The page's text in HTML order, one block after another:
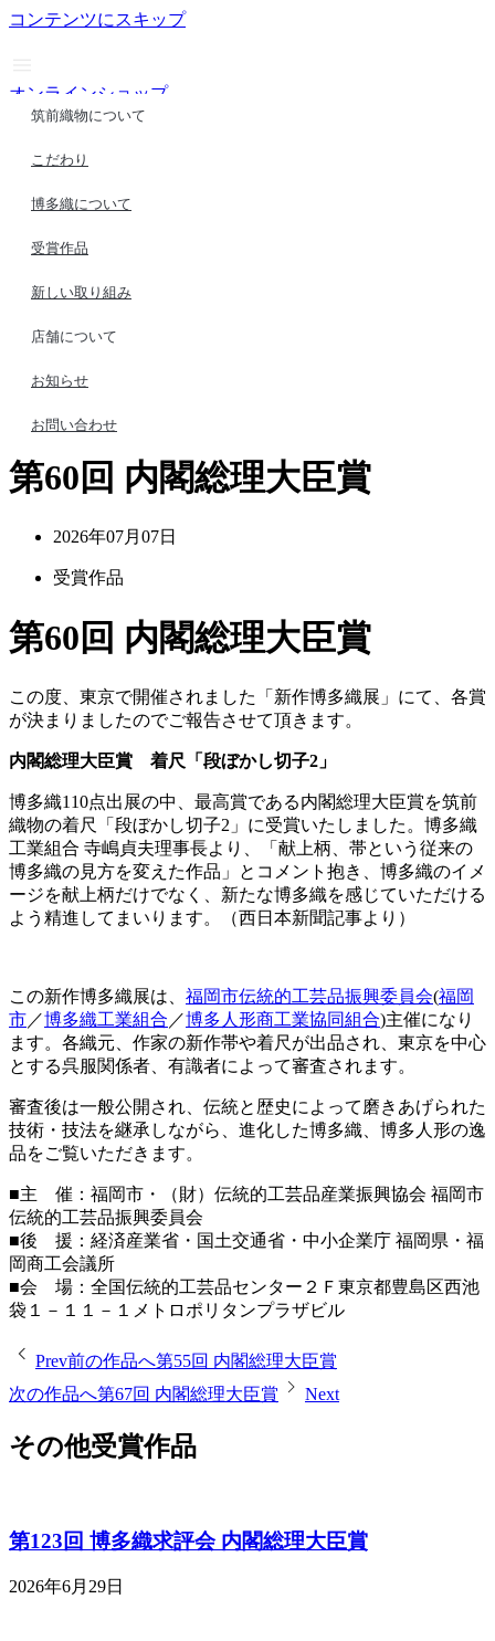
コンテンツにスキップ
筑前織物について
こだわり
博多織について
受賞作品
新しい取り組み
店舗について
お知らせ
お問い合わせ
オンラインショップ
受賞作品
Home
第60回 内閣総理大臣賞
2026年07月07日
受賞作品
第60回 内閣総理大臣賞
この度、東京で開催されました「新作博多織展」にて、各賞
が決まりましたのでご報告させて頂きます。
内閣総理大臣賞 着尺「段ぼかし切子2」
博多織110点出展の中、最高賞である内閣総理大臣賞を筑前
織物の着尺「段ぼかし切子2」に受賞いたしました。博多織
工業組合 寺嶋貞夫理事長より、「献上柄、帯という従来の
博多織の見方を変えた作品」とコメント抱き、博多織のイメ
ージを献上柄だけでなく、新たな博多織を感じていただける
よう精進してまいります。（西日本新聞記事より）
この新作博多織展は、 福岡市伝統的工芸品振興委員会(福岡
市／博多織工業組合 ／博多人形商工業協同組合)主催になり
ます。各織元、作家の新作帯や着尺が出品され、東京を中心
とする呉服関係者、有識者によって審査されます。
審査後は一般公開され、伝統と歴史によって磨きあげられた
技術・技法を継承しながら、進化した博多織、博多人形の逸
品をご覧いただきます。
■主 催：福岡市・（財）伝統的工芸品産業振興協会 福岡市
伝統的工芸品振興委員会
■後 援：経済産業省・国土交通省・中小企業庁 福岡県・福
岡商工会議所
■会 場：全国伝統的工芸品センター２Ｆ東京都豊島区西池
袋１－１１－１メトロポリタンプラザビル
Prev前の作品へ第55回 内閣総理大臣賞
次の作品へ第67回 内閣総理大臣賞 Next
その他受賞作品
第123回 博多織求評会 内閣総理大臣賞
2026年6月29日